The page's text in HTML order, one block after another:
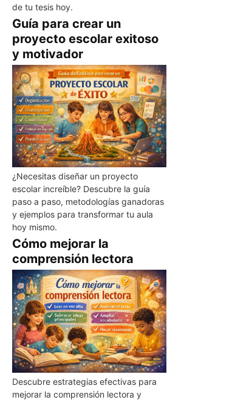
de tu tesis hoy.
Guía para crear un
proyecto escolar exitoso
y motivador
¿Necesitas diseñar un proyecto
escolar increíble? Descubre la guía
paso a paso, metodologías ganadoras
y ejemplos para transformar tu aula
hoy mismo.
Cómo mejorar la
comprensión lectora
Descubre estrategias efectivas para
mejorar la comprensión lectora y